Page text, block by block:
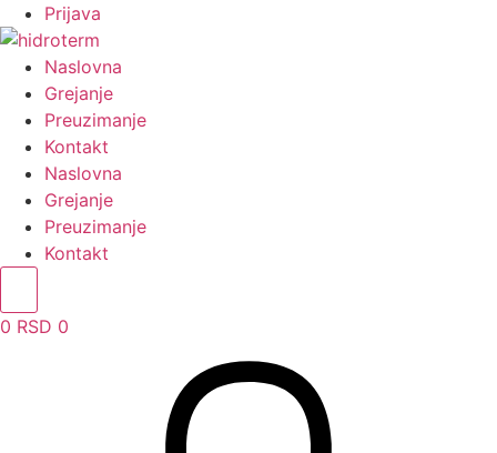
Prijava
Naslovna
Grejanje
Preuzimanje
Kontakt
Naslovna
Grejanje
Preuzimanje
Kontakt
0 RSD 0